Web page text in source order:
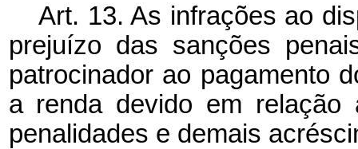
Art. 13. As infrações ao
prejuízo das sanções
patrocinador ao pagamento
a renda devido em
penalidades e demais